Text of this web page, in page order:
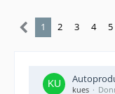
1 2 3 4 5
kues